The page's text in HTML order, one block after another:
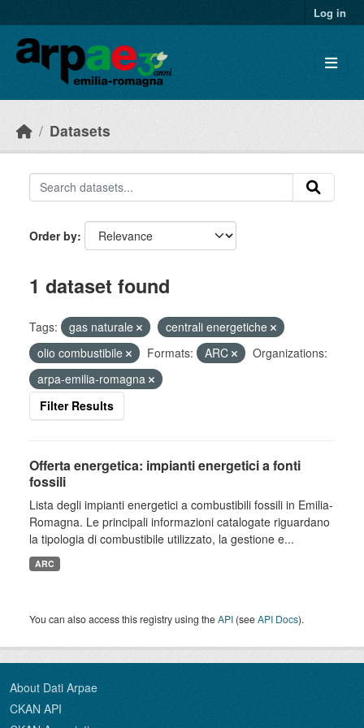
Log in
Datasets
Order by
1 dataset found
Tags: gas naturale
centrali energetiche
olio combustibile
Formats: ARC
Organizations:
arpa-emilia-romagna
Filter Results
Offerta energetica: impianti energetici a fonti
fossili
Lista degli impianti energetici a combustibili fossili in Emilia-
Romagna. Le principali informazioni catalogate riguardano
la tipologia di combustibile utilizzato, la gestione e...
ARC
You can also access this registry using theAPI (seeAPI Docs).
About Dati Arpae
CKAN API